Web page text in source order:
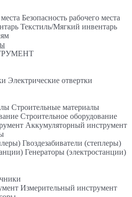
Безопасность рабочего места
Текстиль/Мягкий инвентарь
Электрические отвертки
Строительные материалы
Строительное оборудование
Аккумуляторный инструмент
Гвоздезабиватели (степлеры)
Генераторы (электростанции)
Измерительный инструмент